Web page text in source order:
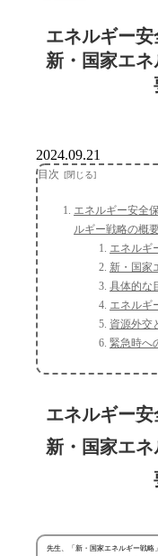
エネルギー安
新・国家エ
2024.09.21
目次
エネルギー安全
ルギー戦略の概
エネルギ
新・国家
具体的な
エネルギ
資源外交
緊急時へ
エネルギー安
新・国家エ
先生、「新・国家エネルギー戦略